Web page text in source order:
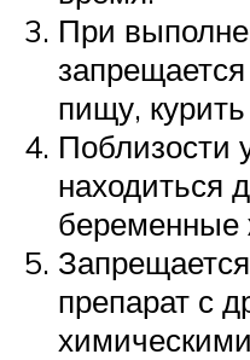
При
пищу,
Поблизости
находиться
препарат с